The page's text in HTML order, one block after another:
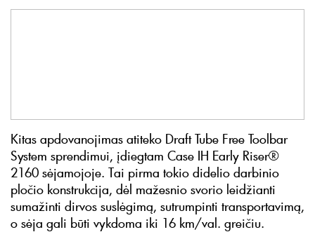
Kitas apdovanojimas atiteko Draft Tube Free Toolbar
System sprendimui, įdiegtam Case IH Early Riser®
2160 sėjamojoje. Tai pirma tokio didelio darbinio
pločio konstrukcija, dėl mažesnio svorio leidžianti
sumažinti dirvos suslėgimą, sutrumpinti transportavimą,
o sėja gali būti vykdoma iki 16 km/val. greičiu.